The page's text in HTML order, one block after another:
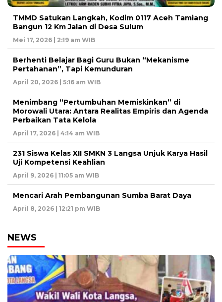
TMMD Satukan Langkah, Kodim 0117 Aceh Tamiang
Bangun 12 Km Jalan di Desa Sulum
Mei 17, 2026 | 2:19 am WIB
Berhenti Belajar Bagi Guru Bukan “Mekanisme
Pertahanan”, Tapi Kemunduran
April 20, 2026 | 5:16 am WIB
Menimbang “Pertumbuhan Memiskinkan” di
Morowali Utara: Antara Realitas Empiris dan Agenda
Perbaikan Tata Kelola
April 17, 2026 | 4:14 am WIB
231 Siswa Kelas XII SMKN 3 Langsa Unjuk Karya Hasil
Uji Kompetensi Keahlian
April 9, 2026 | 11:05 am WIB
Mencari Arah Pembangunan Sumba Barat Daya
April 8, 2026 | 12:21 pm WIB
NEWS